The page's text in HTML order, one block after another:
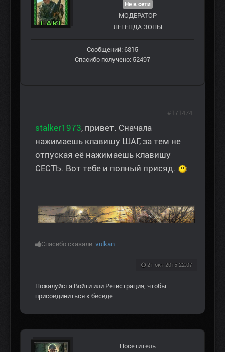
Не в сети
МОДЕРАТОР
ЛЕГЕНДА ЗОНЫ
Сообщений: 6815
Спасибо получено: 52497
stalker1973, привет. Сначала
нажимаешь клавишу ШАГ, за тем не
отпуская её нажимаешь клавишу
СЕСТЬ. Вот тебе и полный присяд.
Спасибо сказали: vulkan
21 окт 2015 22:07
#171474
Пожалуйста Войти или Регистрация, чтобы
присоединиться к беседе.
Посетитель